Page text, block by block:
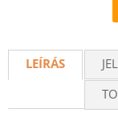
LEÍRÁS